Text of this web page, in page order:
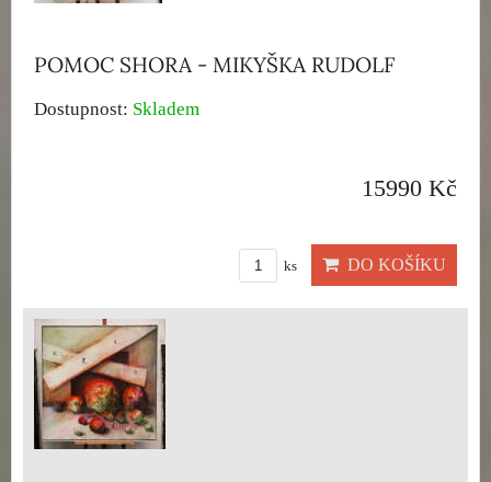
POMOC SHORA - MIKYŠKA RUDOLF
Dostupnost: Skladem
15990 Kč
ks DO KOŠÍKU